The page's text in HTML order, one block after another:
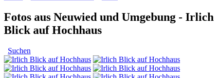
Fotos aus Neuwied und Umgebung - Irlich
Blick auf Hochhaus
Suchen